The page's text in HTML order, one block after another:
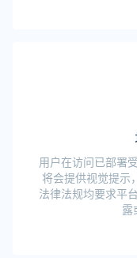
用户在访问已部署
将会提供视觉提示
法律法规均要求平
露